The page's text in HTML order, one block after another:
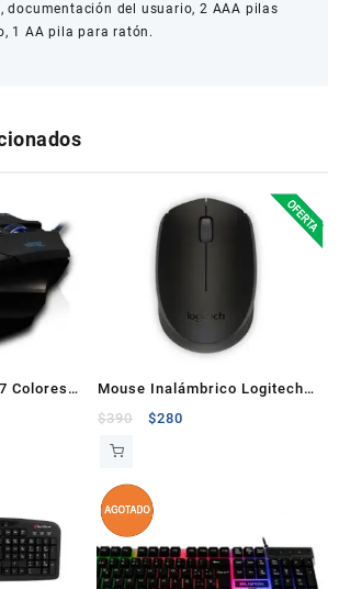
documentación del usuario, 2 AAA pilas
1 AA pila para ratón.
Colores
Mouse Inalámbrico Logitech
M170 Negro
$390 $280